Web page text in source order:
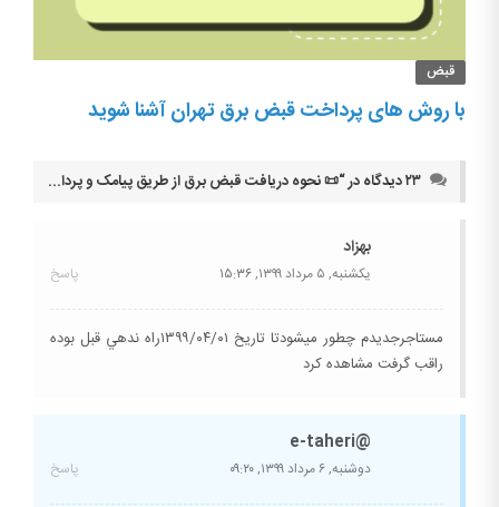
قبض
با روش های پرداخت قبض برق تهران آشنا شوید
📜 نحوه دریافت قبض برق از طریق پیامک و پرداخت قبض برق
بهزاد
یکشنبه, ۵ مرداد ۱۳۹۹, ۱۵:۳۶ پاسخ
مستاجرجدیدم چطور میشودتا تاریخ ۱۳۹۹/۰۴/۰۱راه ندهي قبل بوده
راقب گرفت مشاهده کرد
@e-taheri
دوشنبه, ۶ مرداد ۱۳۹۹, ۰۹:۲۰ پاسخ